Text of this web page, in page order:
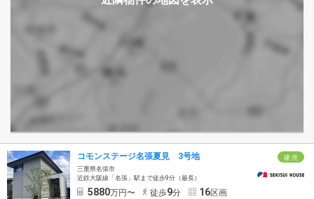
建 売
コモンステージ名張夏見 3号地
三重県名張市
近鉄大阪線「名張」駅まで徒歩9分（最長）
5880万円〜 徒歩9分 16区画